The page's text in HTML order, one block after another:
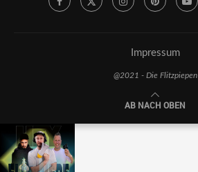
Impressum
@2021 - Die Flitzpiepen
AB NACH OBEN